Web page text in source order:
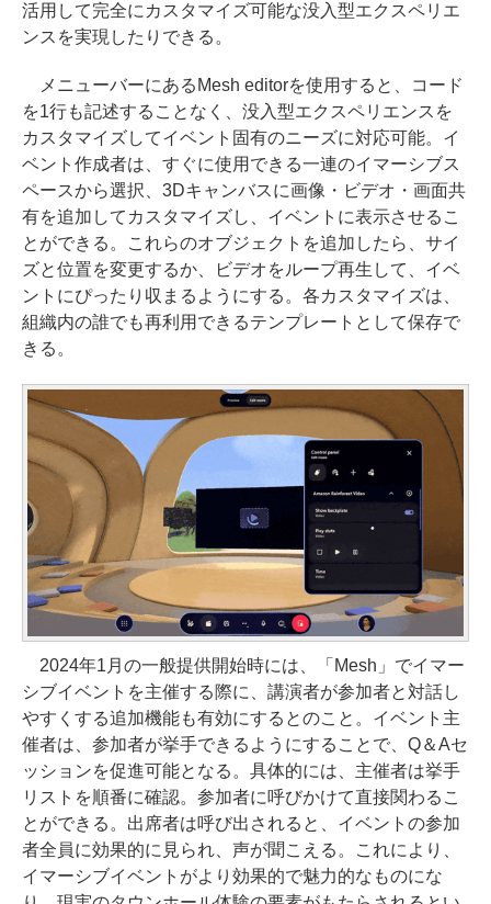
活用して完全にカスタマイズ可能な没入型エクスペリエ
ンスを実現したりできる。
メニューバーにあるMesh editorを使用すると、コード
を1行も記述することなく、没入型エクスペリエンスを
カスタマイズしてイベント固有のニーズに対応可能。イ
ベント作成者は、すぐに使用できる一連のイマーシブス
ペースから選択、3Dキャンバスに画像・ビデオ・画面共
有を追加してカスタマイズし、イベントに表示させるこ
とができる。これらのオブジェクトを追加したら、サイ
ズと位置を変更するか、ビデオをループ再生して、イベ
ントにぴったり収まるようにする。各カスタマイズは、
組織内の誰でも再利用できるテンプレートとして保存で
きる。
2024年1月の一般提供開始時には、「Mesh」でイマー
シブイベントを主催する際に、講演者が参加者と対話し
やすくする追加機能も有効にするとのこと。イベント主
催者は、参加者が挙手できるようにすることで、Q＆Aセ
ッションを促進可能となる。具体的には、主催者は挙手
リストを順番に確認。参加者に呼びかけて直接関わるこ
とができる。出席者は呼び出されると、イベントの参加
者全員に効果的に見られ、声が聞こえる。これにより、
イマーシブイベントがより効果的で魅力的なものにな